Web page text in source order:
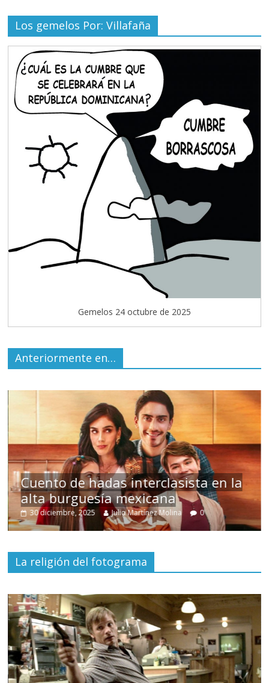
Los gemelos Por: Villafaña
Gemelos 24 octubre de 2025
Anteriormente en…
de hadas interclasista en la
burguesía mexicana
30 diciembre, 2025 Julio Martínez Molina 0
Un
La religión del fotograma